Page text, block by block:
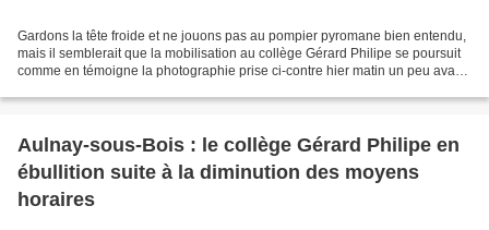
Gardons la tête froide et ne jouons pas au pompier pyromane bien entendu,
mais il semblerait que la mobilisation au collège Gérard Philipe se poursuit
comme en témoigne la photographie prise ci-contre hier matin un peu avant
Aulnay-sous-Bois : le collège Gérard Philipe en
ébullition suite à la diminution des moyens
horaires